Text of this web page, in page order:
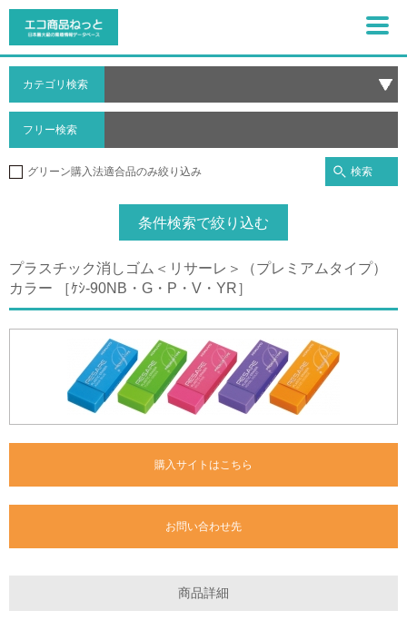
カテゴリ検索
フリー検索
グリーン購入法適合品のみ絞り込み 検索
条件検索で絞り込む
プラスチック消しゴム＜リサーレ＞（プレミアムタイプ）
カラー ［ｹｼ-90NB・G・P・V・YR］
購入サイトはこちら
お問い合わせ先
商品詳細